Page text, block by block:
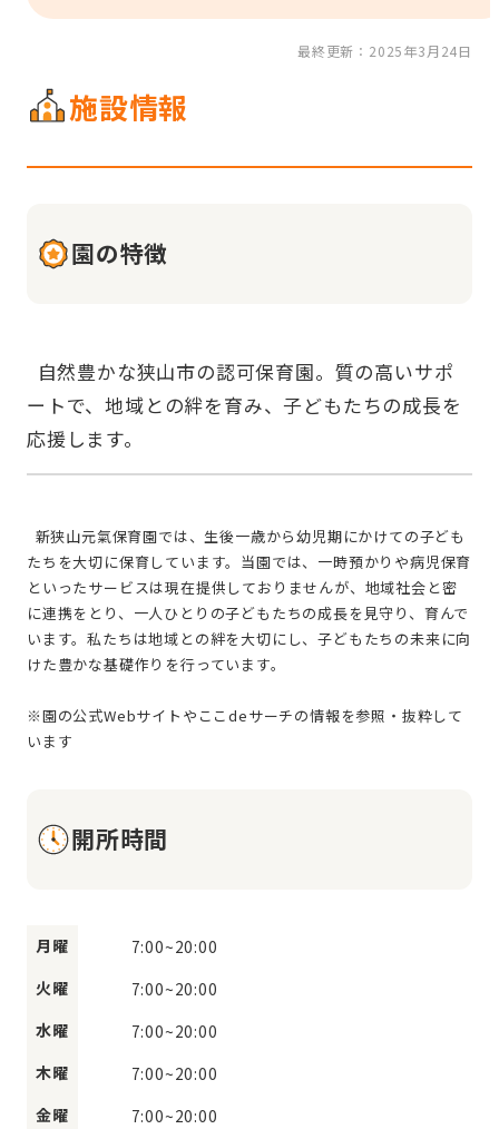
最終更新：2025年3月24日
施設情報
園の特徴
ートで、地域との絆を育み、子どもたちの成長を
たちを大切に保育しています。当園では、一時預かりや病児保育
といったサービスは現在提供しておりませんが、地域社会と密
に連携をとり、一人ひとりの子どもたちの成長を見守り、育んで
います。私たちは地域との絆を大切にし、子どもたちの未来に向
けた豊かな基礎作りを行っています。
※園の公式Webサイトやここdeサーチの情報を参照・抜粋して
開所時間
月曜 7:00~20:00
火曜
7:00~20:00
水曜
7:00~20:00
木曜
7:00~20:00
金曜
7:00~20:00